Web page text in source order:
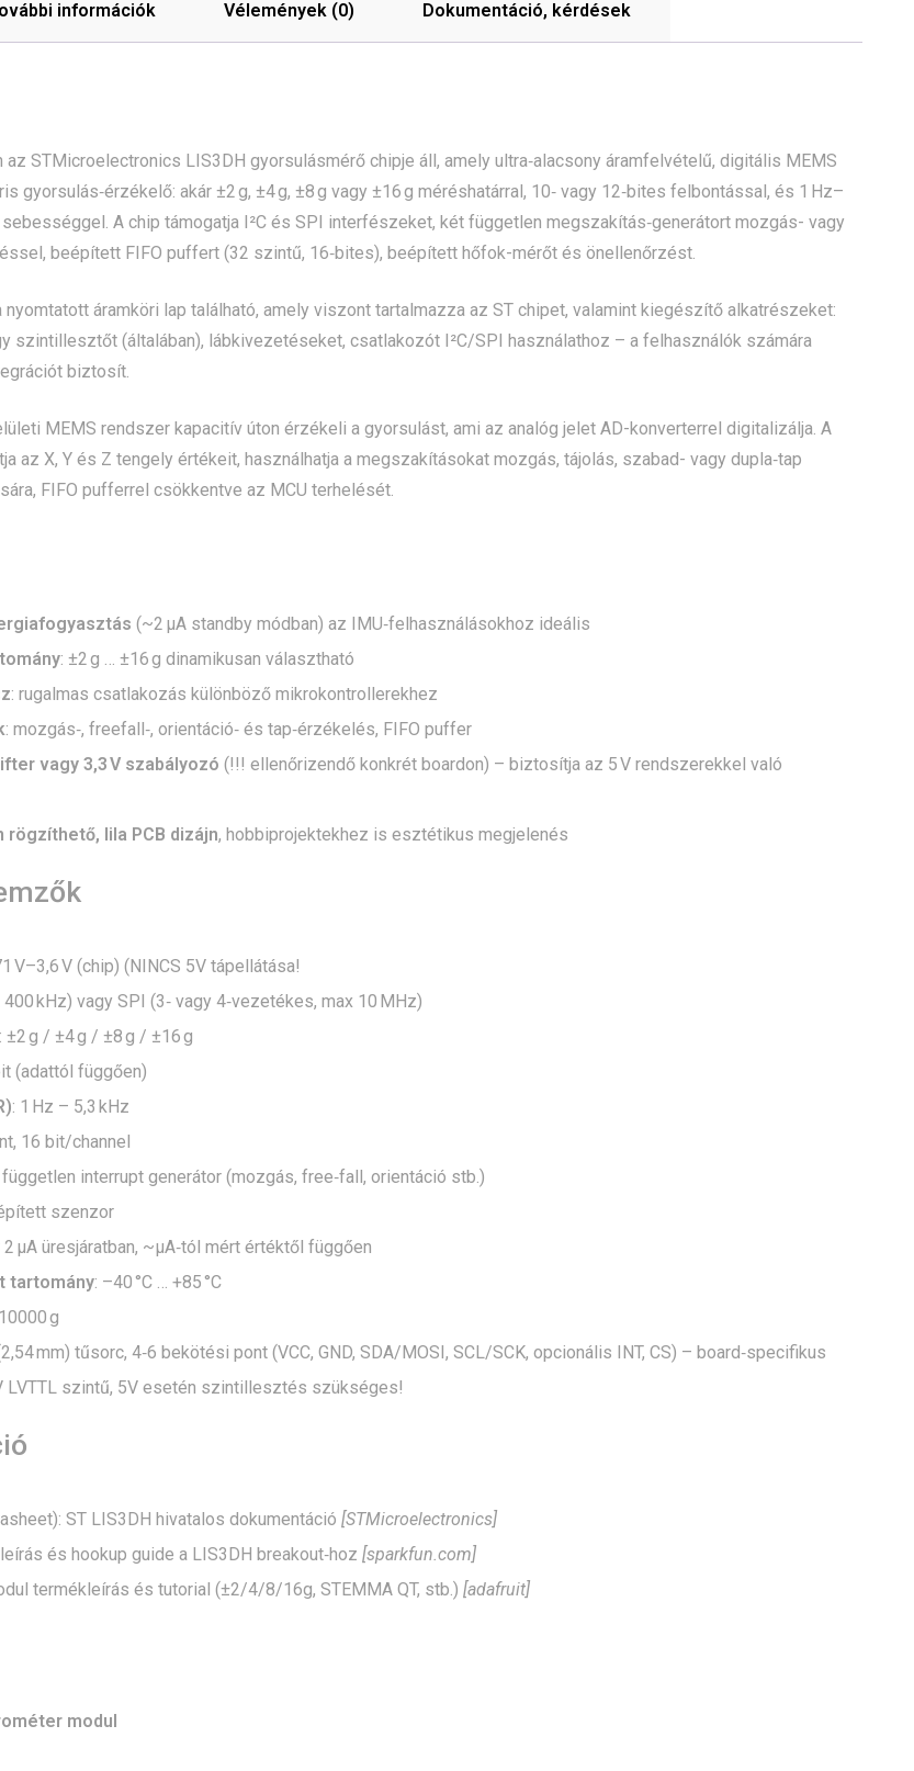
információk Vélemények (0) Dokumentáció, kérdések
az STMicroelectronics LIS3DH gyorsulásmérő chipje áll, amely ultra‑alacsony áramfelvételű, digitális MEMS
gyorsulás‑érzékelő: akár ±2 g, ±4 g, ±8 g vagy ±16 g méréshatárral, 10‑ vagy 12‑bites felbontással, és 1 Hz–
A chip támogatja I²C és SPI interfészeket, két független megszakítás‑generátort mozgás- vagy
beépített FIFO puffert (32 szintű, 16‑bites), beépített hőfok-mérőt és önellenőrzést.
áramköri lap található, amely viszont tartalmazza az ST chipet, valamint kiegészítő alkatrészeket:
szintillesztőt (általában), lábkivezetéseket, csatlakozót I²C/SPI használathoz – a felhasználók számára
biztosít.
MEMS rendszer kapacitív úton érzékeli a gyorsulást, ami az analóg jelet AD-konverterrel digitalizálja. A
az X, Y és Z tengely értékeit, használhatja a megszakításokat mozgás, tájolás, szabad- vagy dupla‑tap
FIFO pufferrel csökkentve az MCU terhelését.
(~2 µA standby módban) az IMU‑felhasználásokhoz ideális
: ±2 g … ±16 g dinamikusan választható
: rugalmas csatlakozás különböző mikrokontrollerekhez
: mozgás‑, freefall‑, orientáció‑ és tap‑érzékelés, FIFO puffer
vagy 3,3 V szabályozó (!!! ellenőrizendő konkrét boardon) – biztosítja az 5 V rendszerekkel való
rögzíthető, lila PCB dizájn, hobbiprojektekhez is esztétikus megjelenés
V–3,6 V (chip) (NINCS 5V tápellátása!
400 kHz) vagy SPI (3‑ vagy 4‑vezetékes, max 10 MHz)
±2 g / ±4 g / ±8 g / ±16 g
(adattól függően)
: 1 Hz – 5,3 kHz
16 bit/channel
független interrupt generátor (mozgás, free‑fall, orientáció stb.)
szenzor
2 µA üresjáratban, ~µA‑tól mért értéktől függően
tartomány: –40 °C … +85 °C
g
mm) tűsorc, 4‑6 bekötési pont (VCC, GND, SDA/MOSI, SCL/SCK, opcionális INT, CS) – board‑specifikus
LVTTL szintű, 5V esetén szintillesztés szükséges!
ST LIS3DH hivatalos dokumentáció [STMicroelectronics]
és hookup guide a LIS3DH breakout‑hoz [sparkfun.com]
termékleírás és tutorial (±2/4/8/16g, STEMMA QT, stb.) [adafruit]
modul